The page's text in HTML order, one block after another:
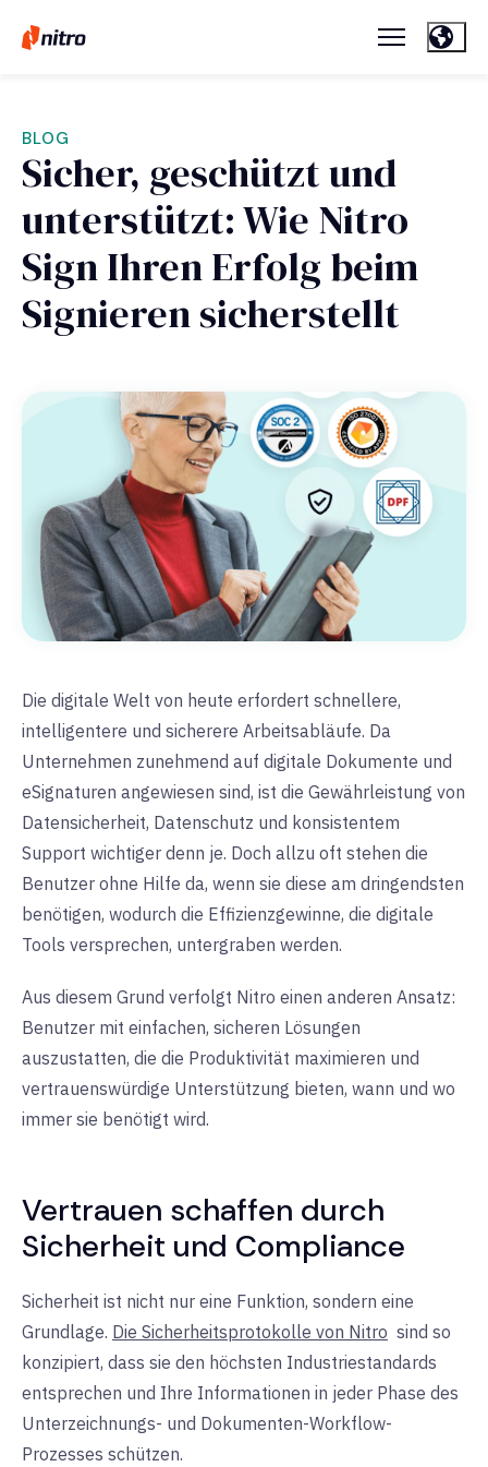
BLOG
Sicher, geschützt und
unterstützt: Wie Nitro
Sign Ihren Erfolg beim
Signieren sicherstellt
Die digitale Welt von heute erfordert schnellere,
intelligentere und sicherere Arbeitsabläufe. Da
Unternehmen zunehmend auf digitale Dokumente und
eSignaturen angewiesen sind, ist die Gewährleistung von
Datensicherheit, Datenschutz und konsistentem
Support wichtiger denn je. Doch allzu oft stehen die
Benutzer ohne Hilfe da, wenn sie diese am dringendsten
benötigen, wodurch die Effizienzgewinne, die digitale
Tools versprechen, untergraben werden.
Aus diesem Grund verfolgt Nitro einen anderen Ansatz:
Benutzer mit einfachen, sicheren Lösungen
auszustatten, die die Produktivität maximieren und
vertrauenswürdige Unterstützung bieten, wann und wo
immer sie benötigt wird.
Vertrauen schaffen durch
Sicherheit und Compliance
Sicherheit ist nicht nur eine Funktion, sondern eine
Grundlage. Die Sicherheitsprotokolle von Nitro sind so
konzipiert, dass sie den höchsten Industriestandards
entsprechen und Ihre Informationen in jeder Phase des
Unterzeichnungs- und Dokumenten-Workflow-
Prozesses schützen.